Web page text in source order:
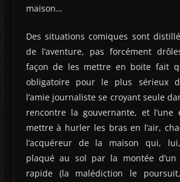
maison…
Des situations comiques sont
de l’aventure, pas forcément
façon de les mettre en boite fait
obligatoire pour le plus sérieux
l’amie journaliste se croyant seule
rencontre la gouvernante, et l’une
mettre à hurler les bras en l’air,
l’acquéreur de la maison qui,
plaqué au sol par la montée d’un
rapide (la malédiction le